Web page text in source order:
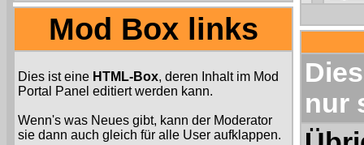
Mod Box links
Dies ist eine HTML-Box, deren Inhalt im Mod
Portal Panel editiert werden kann.
Wenn's was Neues gibt, kann der Moderator
sie dann auch gleich für alle User aufklappen.
nur